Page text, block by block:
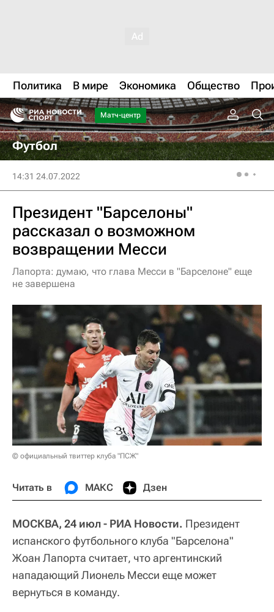
Политика В мире Экономика Общество
Матч-центр
Футбол
14:31 24.07.2022
Президент "Барселоны"
рассказал о возможном
возвращении Месси
Лапорта: думаю, что глава Месси в "Барселоне" еще
не завершена
© официальный твиттер клуба "ПСЖ"
Читать в МАКС Дзен
МОСКВА, 24 июл - РИА Новости. Президент
испанского футбольного клуба "Барселона"
Жоан Лапорта считает, что аргентинский
нападающий Лионель Месси еще может
вернуться в команду.